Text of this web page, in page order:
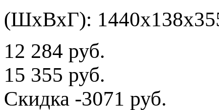
(ШхВхГ):
12 284 руб.
15 355 руб.
Скидка -3071 руб.